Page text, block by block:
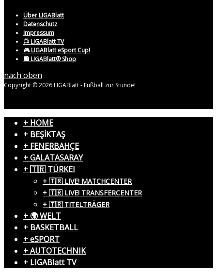
Über LIGABlatt
Datenschutz
Impressum
📺 LIGABlatt TV
🎮 LIGABlatt eSport Cup!
🛍️ LIGABlatt® Shop
nach oben
Copyright © 2026 LIGABlatt - Fußball zur Stunde!
+ HOME
+ BEŞİKTAŞ
+ FENERBAHÇE
+ GALATASARAY
+ 🇹🇷 TÜRKEI
+ 🇹🇷 LIVE! MATCHCENTER
+ 🇹🇷 LIVE! TRANSFERCENTER
+ 🇹🇷 TITELTRÄGER
+ 🌍 WELT
+ BASKETBALL
+ eSPORT
+ AUTOTECHNIK
+ LIGABlatt TV